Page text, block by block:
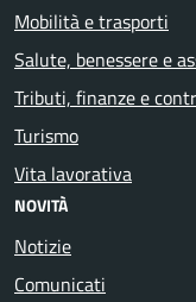
Mobilità e trasporti
Salute, benessere e
Tributi, finanze e
Turismo
Vita lavorativa
NOVITÀ
Notizie
Comunicati